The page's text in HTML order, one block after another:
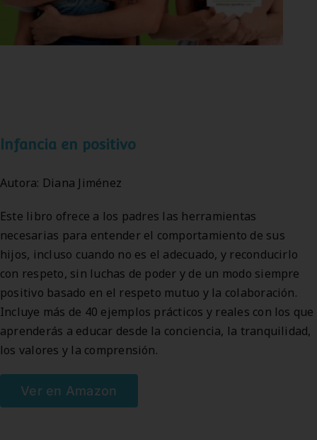
Infancia en positivo
Autora: Diana Jiménez
Este libro ofrece a los padres las herramientas
necesarias para entender el comportamiento de sus
hijos, incluso cuando no es el adecuado, y reconducirlo
con respeto, sin luchas de poder y de un modo siempre
positivo basado en el respeto mutuo y la colaboración.
Incluye más de 40 ejemplos prácticos y reales con los que
aprenderás a educar desde la conciencia, la tranquilidad,
los valores y la comprensión.
Ver en Amazon